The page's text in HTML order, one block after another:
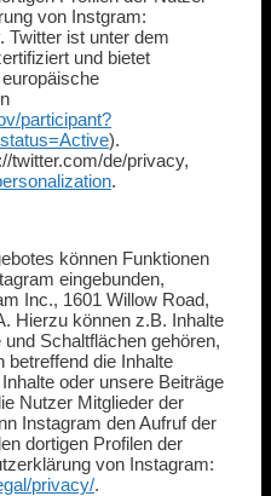
von Instgram:
. Twitter ist unter dem
und bietet
participant?
).
twitter.com/de/privacy,
.
können Funktionen
eingebunden,
Inc., 1601 Willow Road,
Hierzu können z.B. Inhalte
Schaltflächen gehören,
betreffend die Inhalte
oder unsere Beiträge
Nutzer Mitglieder der
Instagram den Aufruf der
dortigen Profilen der
von Instagram:
privacy/.